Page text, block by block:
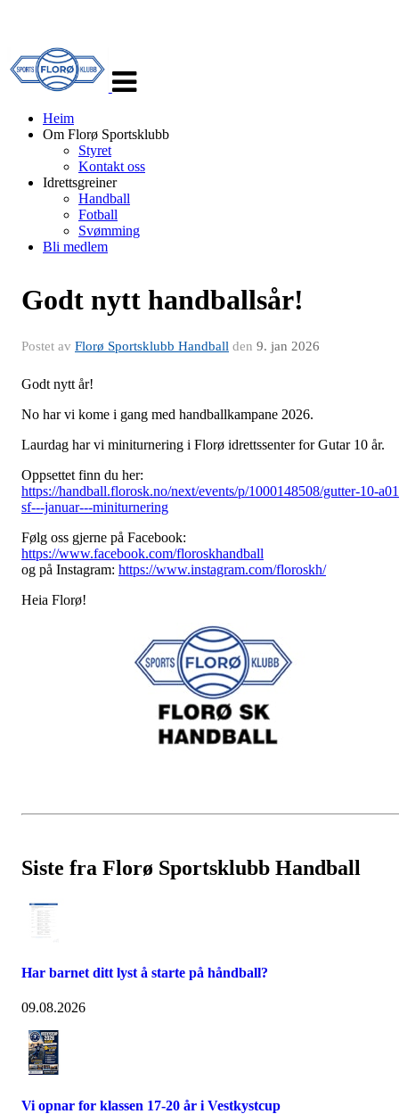
navigasjon
Heim
Om Florø Sportsklubb
Styret
Kontakt oss
Idrettsgreiner
Handball
Fotball
Svømming
Bli medlem
Godt nytt handballsår!
Postet av Florø Sportsklubb Handball den 9. jan 2026
Godt nytt år!
No har vi kome i gang med handballkampane 2026.
Laurdag har vi miniturnering i Florø idrettssenter for Gutar 10 år.
Oppsettet finn du her:
https://handball.florosk.no/next/events/p/1000148508/gutter-10-
sf---januar---miniturnering
Følg oss gjerne på Facebook:
https://www.facebook.com/floroskhandball
og på Instagram: https://www.instagram.com/floroskh/
Heia Florø!
Siste fra Florø Sportsklubb Handball
Har barnet ditt lyst å starte på håndball?
09.08.2026
Vi opnar for klassen 17-20 år i Vestkystcup